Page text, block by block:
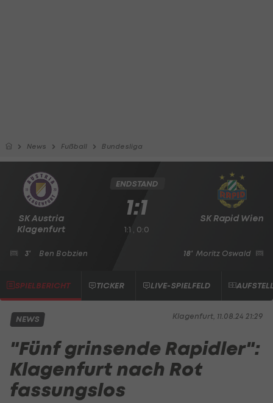
News Fußball Bundesliga
SK Austria
Klagenfurt
SK Rapid Wien
ENDSTAND
1:1
1:1 , 0:0
3' Ben Bobzien 18' Moritz Oswald
SPIELBERICHT TICKER LIVE-SPIELFELD
Klagenfurt, 11.08.24 21:29
NEWS
"Fünf grinsende Rapidler":
Klagenfurt nach Rot
fassungslos